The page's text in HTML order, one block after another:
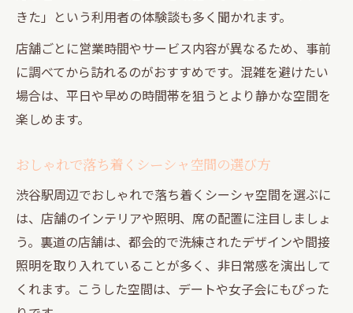
きた」という利用者の体験談も多く聞かれます。
店舗ごとに営業時間やサービス内容が異なるため、事前
に調べてから訪れるのがおすすめです。混雑を避けたい
場合は、平日や早めの時間帯を狙うとより静かな空間を
楽しめます。
おしゃれで落ち着くシーシャ空間の選び方
渋谷駅周辺でおしゃれで落ち着くシーシャ空間を選ぶに
は、店舗のインテリアや照明、席の配置に注目しましょ
う。裏道の店舗は、都会的で洗練されたデザインや間接
照明を取り入れていることが多く、非日常感を演出して
くれます。こうした空間は、デートや女子会にもぴった